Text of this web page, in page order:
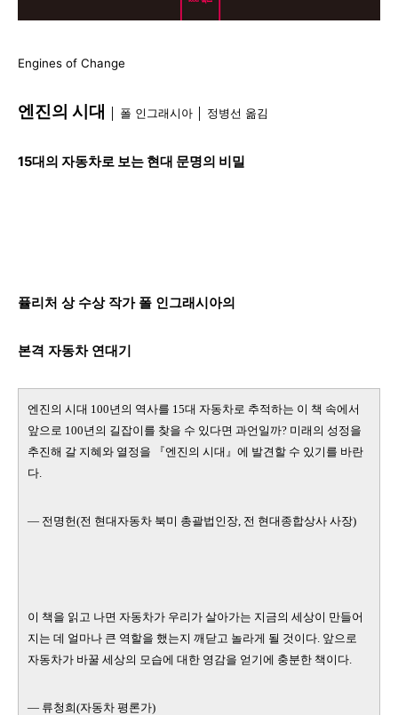
Engines of Change
엔진의 시대 폴 인그래시아 정병선 옮김
15대의 자동차로 보는 현대 문명의 비밀
퓰리처 상 수상 작가 폴 인그래시아의
본격 자동차 연대기
엔진의 시대 100년의 역사를 15대 자동차로 추적하는 이 책 속에서
앞으로 100년의 길잡이를 찾을 수 있다면 과언일까? 미래의 성정을
추진해 갈 지혜와 열정을 『엔진의 시대』에 발견할 수 있기를 바란
다.
— 전명헌(전 현대자동차 북미 총괄법인장, 전 현대종합상사 사장)
이 책을 읽고 나면 자동차가 우리가 살아가는 지금의 세상이 만들어
지는 데 얼마나 큰 역할을 했는지 깨닫고 놀라게 될 것이다. 앞으로
자동차가 바꿀 세상의 모습에 대한 영감을 얻기에 충분한 책이다.
— 류청희(자동차 평론가)